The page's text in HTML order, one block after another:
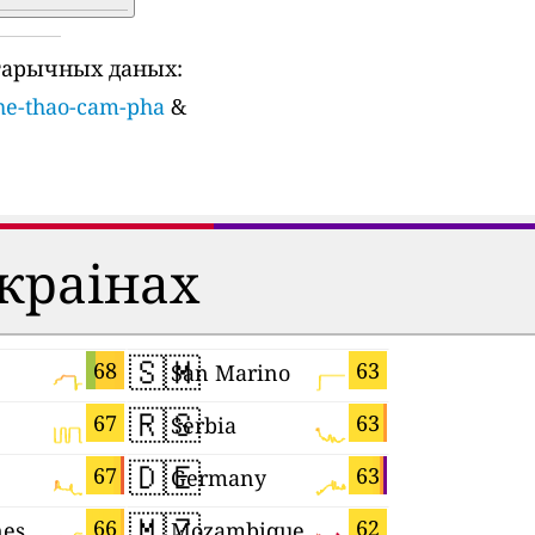
даных:
thao-cam-pha &
68
67
67
66
🇸🇲 63
San Marino
🇷🇸 63
Serbia
🇩🇪 63
Germany
62